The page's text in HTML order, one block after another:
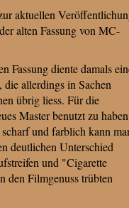
aktuellen
alten Fassung von MC-
Fassung diente damals
allerdings in Sachen
übrig liess. Für die
Master benutzt zu
und farblich kann
deutlichen Unterschied
und "Cigarette
den Filmgenuss trübten